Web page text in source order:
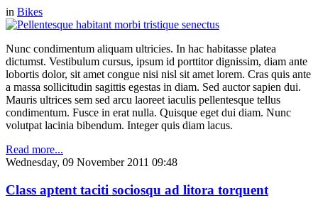
in Bikes
Nunc condimentum aliquam ultricies. In hac habitasse platea
dictumst. Vestibulum cursus, ipsum id porttitor dignissim, diam ante
lobortis dolor, sit amet congue nisi nisl sit amet lorem. Cras quis ante
a massa sollicitudin sagittis egestas in diam. Sed auctor sapien dui.
Mauris ultrices sem sed arcu laoreet iaculis pellentesque tellus
condimentum. Fusce in erat nulla. Quisque eget dui diam. Nunc
volutpat lacinia bibendum. Integer quis diam lacus.
Read more...
Wednesday, 09 November 2011 09:48
Class aptent taciti sociosqu ad litora torquent